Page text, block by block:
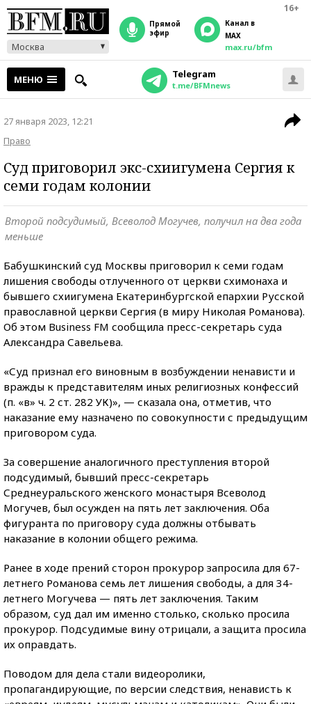
16+
Москва
прямой
эфир
Канал в
MAX
max.ru/bfm
МЕНЮ Telegram
t.me/BFMnews
27 января 2023, 12:21
Право
Суд приговорил экс-схиигумена Сергия к
семи годам колонии
Второй подсудимый, Всеволод Могучев, получил на два года
меньше
Бабушкинский суд Москвы приговорил к семи годам
лишения свободы отлученного от церкви схимонаха и
бывшего схиигумена Екатеринбургской епархии Русской
православной церкви Сергия (в миру Николая Романова).
Об этом Business FM сообщила пресс-секретарь суда
Александра Савельева.
«Суд признал его виновным в возбуждении ненависти и
вражды к представителям иных религиозных конфессий
(п. «в» ч. 2 ст. 282 УК)», — сказала она, отметив, что
наказание ему назначено по совокупности с предыдущим
приговором суда.
За совершение аналогичного преступления второй
подсудимый, бывший пресс-секретарь
Среднеуральского женского монастыря Всеволод
Могучев, был осужден на пять лет заключения. Оба
фигуранта по приговору суда должны отбывать
наказание в колонии общего режима.
Ранее в ходе прений сторон прокурор запросила для 67-
летнего Романова семь лет лишения свободы, а для 34-
летнего Могучева — пять лет заключения. Таким
образом, суд дал им именно столько, сколько просила
прокурор. Подсудимые вину отрицали, а защита просила
их оправдать.
Поводом для дела стали видеоролики,
пропагандирующие, по версии следствия, ненависть к